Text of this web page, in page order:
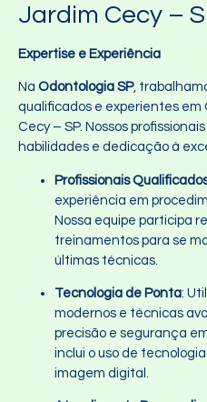
Jardim Cecy –
Expertise e Experiência
Na Odontologia SP,
qualificados e experientes em
Cecy – SP. Nossos
habilidades e dedicação à
Profissionais
experiência em
Nossa equipe participa
treinamentos para se
últimas técnicas.
Tecnologia de Ponta:
modernos e técnicas
precisão e segurança
inclui o uso de
imagem digital.